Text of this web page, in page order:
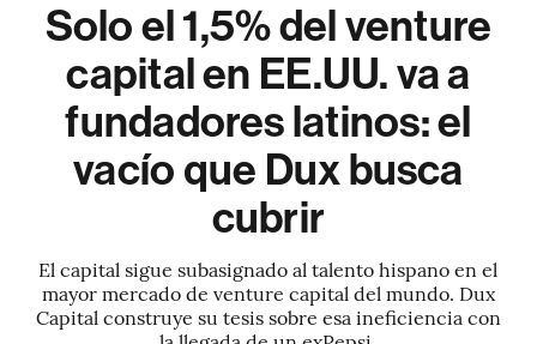
Solo el 1,5% del venture
capital en EE.UU. va a
fundadores latinos: el
vacío que Dux busca
cubrir
El capital sigue subasignado al talento hispano en el
mayor mercado de venture capital del mundo. Dux
Capital construye su tesis sobre esa ineficiencia con